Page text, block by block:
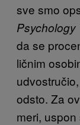
sve smo
Psychology
da se
ličnim
odsto. Za
meri,